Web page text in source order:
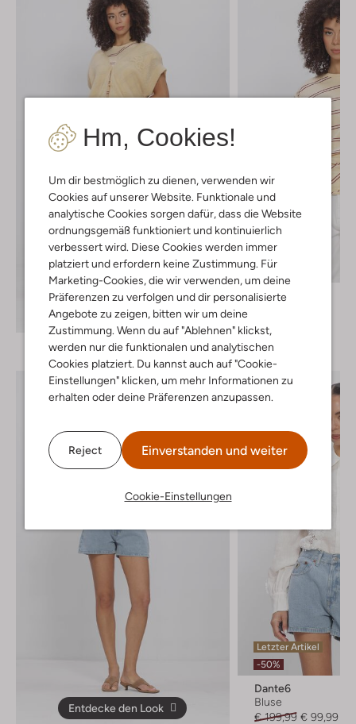
Hm, Cookies!
Um dir bestmöglich zu dienen, verwenden wir
Cookies auf unserer Website. Funktionale und
analytische Cookies sorgen dafür, dass die Website
ordnungsgemäß funktioniert und kontinuierlich
verbessert wird. Diese Cookies werden immer
platziert und erfordern keine Zustimmung. Für
Marketing-Cookies, die wir verwenden, um deine
Präferenzen zu verfolgen und dir personalisierte
Angebote zu zeigen, bitten wir um deine
Zustimmung. Wenn du auf "Ablehnen" klickst,
werden nur die funktionalen und analytischen
Cookies platziert. Du kannst auch auf "Cookie-
Einstellungen" klicken, um mehr Informationen zu
erhalten oder deine Präferenzen anzupassen.
Reject Einverstanden und weiter
Cookie-Einstellungen
Entdecke den Look
Letzter Artikel
Dante6
€ 99,99
Entdecke den Look
Letzter Artikel
-50%
Dante6
Bluse
€ 199,99 € 99,99